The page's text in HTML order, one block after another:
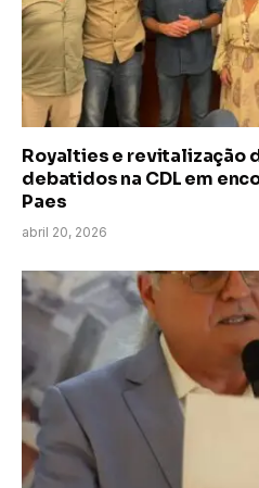
Royalties e revitalização
debatidos na CDL em
Paes
abril 20, 2026